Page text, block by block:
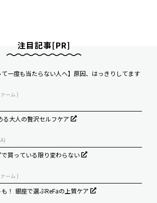
注目記事[PR]
て一度も当たらない人へ】原因、はっきりしてます
ーム )
る大人の贅沢セルフケア
買っている限り変わらない
ーム )
！ 銀座で選ぶReFaの上質ケア